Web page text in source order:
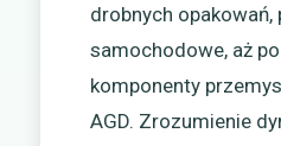
drobnych
samochodowe, aż
komponenty
AGD. Zrozumienie